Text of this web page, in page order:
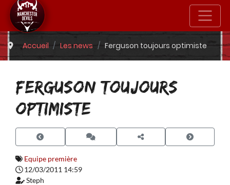
Accueil Les news Ferguson toujours optimiste
FERGUSON TOUJOURS
OPTIMISTE
Equipe première
12/03/2011 14:59
Steph